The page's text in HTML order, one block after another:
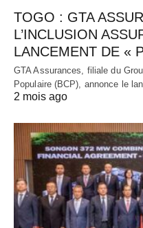
TOGO : GTA
L’INCLUSION
LANCEMENT DE «
GTA Assurances, filiale du
Populaire (BCP), annonce le
2 mois ago